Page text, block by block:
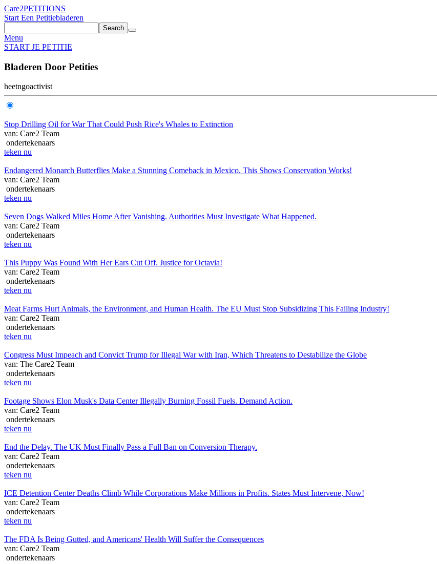
Care2PETITIONS
Start Een Petitiebladeren
Search
Menu
START JE PETITIE
Bladeren Door Petities
heetngoactivist
Stop Drilling Oil for War That Could Push Rice's Whales to Extinction
van: Care2 Team
ondertekenaars
teken nu
Endangered Monarch Butterflies Make a Stunning Comeback in Mexico. This Shows Conservation Works!
van: Care2 Team
ondertekenaars
teken nu
Seven Dogs Walked Miles Home After Vanishing. Authorities Must Investigate What Happened.
van: Care2 Team
ondertekenaars
teken nu
This Puppy Was Found With Her Ears Cut Off. Justice for Octavia!
van: Care2 Team
ondertekenaars
teken nu
Meat Farms Hurt Animals, the Environment, and Human Health. The EU Must Stop Subsidizing This Failing Industry!
van: Care2 Team
ondertekenaars
teken nu
Congress Must Impeach and Convict Trump for Illegal War with Iran, Which Threatens to Destabilize the Globe
van: The Care2 Team
ondertekenaars
teken nu
Footage Shows Elon Musk's Data Center Illegally Burning Fossil Fuels. Demand Action.
van: Care2 Team
ondertekenaars
teken nu
End the Delay. The UK Must Finally Pass a Full Ban on Conversion Therapy.
van: Care2 Team
ondertekenaars
teken nu
ICE Detention Center Deaths Climb While Corporations Make Millions in Profits. States Must Intervene, Now!
van: Care2 Team
ondertekenaars
teken nu
The FDA Is Being Gutted, and Americans' Health Will Suffer the Consequences
van: Care2 Team
ondertekenaars